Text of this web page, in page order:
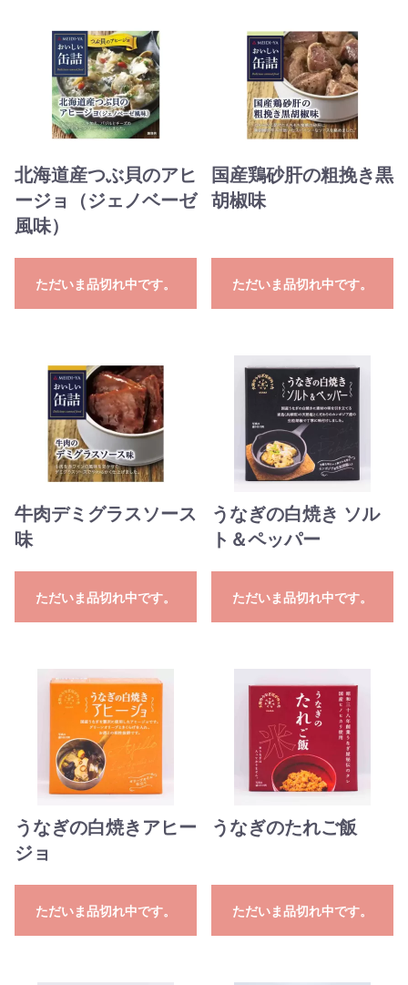
北海道産つぶ貝のアヒ
ージョ（ジェノベーゼ
風味）
ただいま品切れ中です。
国産鶏砂肝の粗挽き黒
胡椒味
ただいま品切れ中です。
牛肉デミグラスソース
味
ただいま品切れ中です。
うなぎの白焼き ソル
ト＆ペッパー
ただいま品切れ中です。
うなぎの白焼きアヒー
ジョ
ただいま品切れ中です。
うなぎのたれご飯
ただいま品切れ中です。